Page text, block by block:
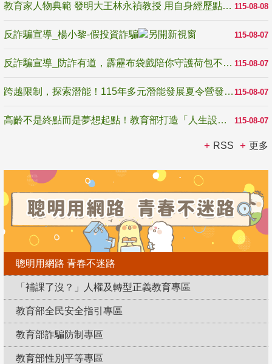
115-08-08
教育家人物典範 發明大王林永禎教授 用自身經歷點亮學生的路
115-08-07
反詐騙宣導_楊小黎-假投資詐騙
115-08-07
反詐騙宣導_防詐有道，霹靂布袋戲陪你守護荷包不受騙
115-08-07
跨越限制，探索潛能！115年多元潛能發展夏令營發掘生命無限可能
115-08-07
高齡不是終點而是夢想起點！教育部打造「人生設計夢工場」 參展第3屆高齡健康產業博覽會
RSS 更多
聰明用網路 青春不迷路
「補課了沒？」人權及轉型正義教育專區
教育部全民安全指引專區
教育部詐騙防制專區
教育部性別平等專區